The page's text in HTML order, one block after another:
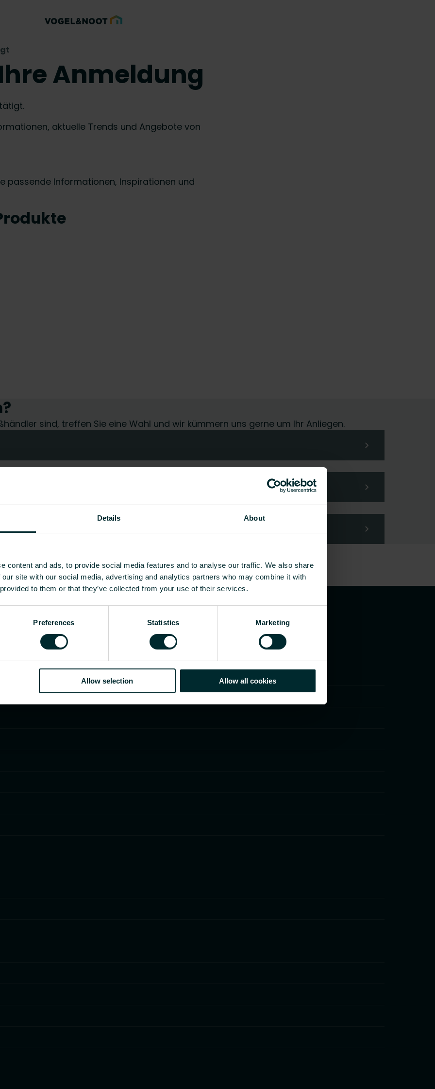
Details About
content and ads, to provide social media features and to analyse our traffic. We also share
site with our social media, advertising and analytics partners who may combine it with
to them or that they’ve collected from your use of their services.
Preferences Statistics Marketing
Allow selection Allow all cookies
Anmeldung
aktuelle Trends und Angebote von
passende Informationen, Inspirationen und
sind, treffen Sie eine Wahl und wir kümmern uns gerne um Ihr Anliegen.